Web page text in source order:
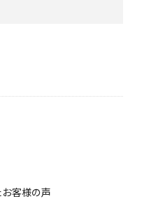
客様の声